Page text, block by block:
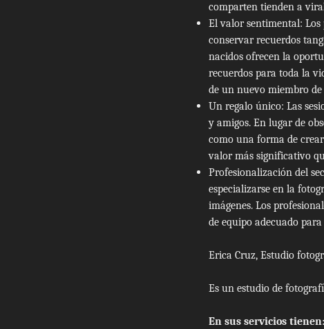
comparten tienden a
El valor sentimental: Los
conservar recuerdos
nacidos ofrecen la
recuerdos para toda la
de un nuevo miembro
Un regalo único: Las
y amigos. En lugar de
como una forma de
valor más significativo
Profesionalización del
especializarse en la
imágenes. Los
de equipo adecuado
Erica Cruz, Estudio
Es un estudio de
En sus servicios tienen: